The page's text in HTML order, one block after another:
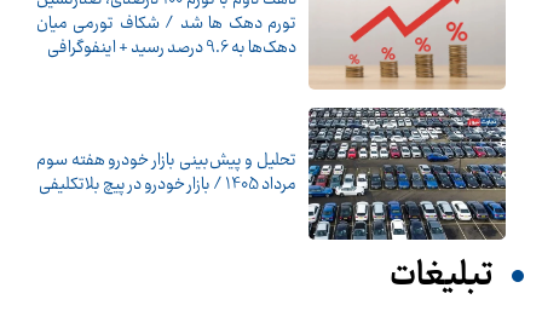
تورم دهک ها شد / شکاف تورمی میان
دهک‌ها به 9.6 درصد رسید + اینفوگرافی
تحلیل و پیش‌بینی بازار خودرو هفته سوم
مرداد 1405 / بازار خودرو در پیچ بلاتکلیفی
تبلیغات